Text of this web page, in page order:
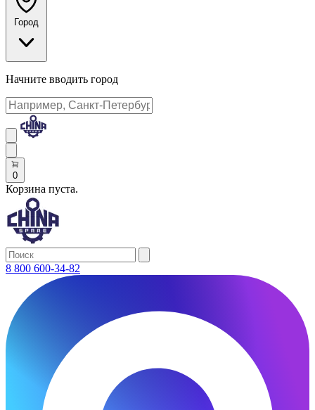
Город
Начните вводить город
0
Корзина пуста.
8 800 600-34-82